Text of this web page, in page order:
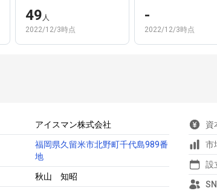
49 人
2022/12/3時点
-
2022/12/3時点
アイスマン株式会社
福岡県久留米市北野町千代島989番
地
秋山 知昭
資
市
設